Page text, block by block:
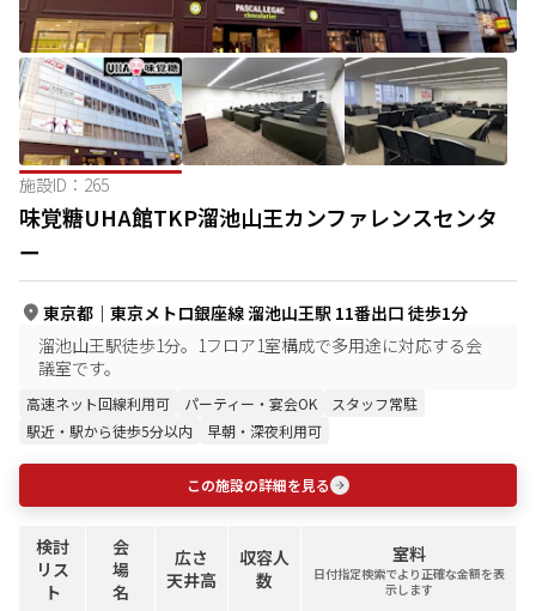
施設ID： 265
味覚糖UHA館TKP溜池山王カンファレンスセンタ
ー
東京都 ｜ 東京メトロ銀座線 溜池山王駅 11番出口 徒歩1分
溜池山王駅徒歩1分。1フロア1室構成で多用途に対応する会
議室です。
高速ネット回線利用可 パーティー・宴会OK
スタッフ常駐
駅近・駅から徒歩5分以内
早朝・深夜利用可
この施設の詳細を見る
検討
リス
ト
会
場
名
広さ
天井高
収容人
数
室料
日付指定検索でより正確な金額を表
示します